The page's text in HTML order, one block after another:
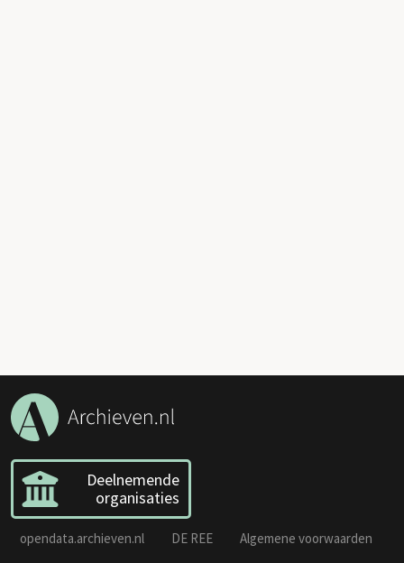
Deelnemende
organisaties
opendata.archieven.nl DE REE
Algemene voorwaarden